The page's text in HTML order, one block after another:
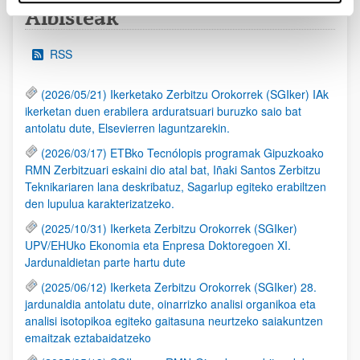
Albisteak
RSS
(2026/05/21) Ikerketako Zerbitzu Orokorrek (SGIker) IAk
ikerketan duen erabilera arduratsuari buruzko saio bat
antolatu dute, Elsevierren laguntzarekin.
(2026/03/17) ETBko Tecnólopis programak Gipuzkoako
RMN Zerbitzuari eskaini dio atal bat, Iñaki Santos Zerbitzu
Teknikariaren lana deskribatuz, Sagarlup egiteko erabiltzen
den lupulua karakterizatzeko.
(2025/10/31) Ikerketa Zerbitzu Orokorrek (SGIker)
UPV/EHUko Ekonomia eta Enpresa Doktoregoen XI.
Jardunaldietan parte hartu dute
(2025/06/12) Ikerketa Zerbitzu Orokorrek (SGIker) 28.
jardunaldia antolatu dute, oinarrizko analisi organikoa eta
analisi isotopikoa egiteko gaitasuna neurtzeko saiakuntzen
emaitzak eztabaidatzeko